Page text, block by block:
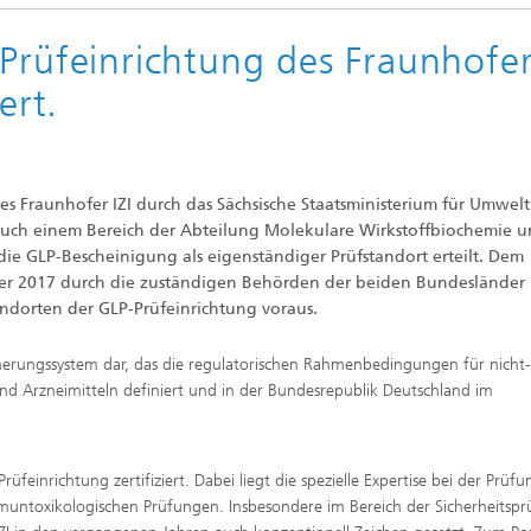
des
Fraunhofer IZI durch das Sächsische Staatsministerium für
einem Bereich der Abteilung Molekulare Wirkstoffbiochemie
GLP-Bescheinigung als eigenständiger Prüfstandort erteilt. Dem
2017 durch die zuständigen Behörden der beiden Bundesländer
der GLP-Prüfeinrichtung voraus.
dar, das die regulatorischen Rahmenbedingungen für nicht-
Arzneimitteln definiert und in der Bundesrepublik Deutschland im
zertifiziert. Dabei liegt die spezielle Expertise bei der
Prüfungen. Insbesondere im Bereich der